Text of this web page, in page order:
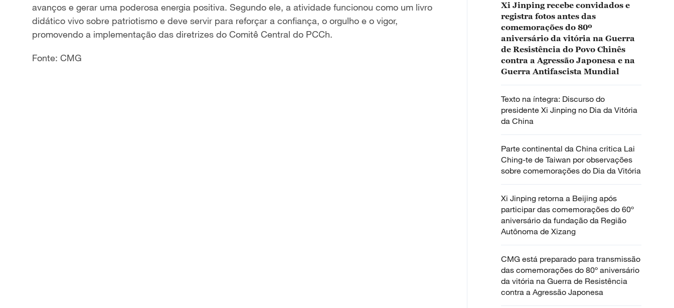
avanços e gerar uma poderosa energia positiva. Segundo ele, a atividade funcionou como um livro
didático vivo sobre patriotismo e deve servir para reforçar a confiança, o orgulho e o vigor,
promovendo a implementação das diretrizes do Comitê Central do PCCh.
Fonte: CMG
Xi Jinping recebe convidados e
registra fotos antes das
comemorações do 80º
aniversário da vitória na Guerra
de Resistência do Povo Chinês
contra a Agressão Japonesa e na
Guerra Antifascista Mundial
Texto na íntegra: Discurso do
presidente Xi Jinping no Dia da Vitória
da China
Parte continental da China critica Lai
Ching-te de Taiwan por observações
sobre comemorações do Dia da Vitória
Xi Jinping retorna a Beijing após
participar das comemorações do 60º
aniversário da fundação da Região
Autônoma de Xizang
CMG está preparado para transmissão
das comemorações do 80º aniversário
da vitória na Guerra de Resistência
contra a Agressão Japonesa